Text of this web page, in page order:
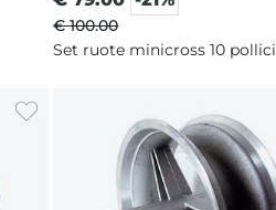
€ 100.00
Set ruote minicross 10 pollici